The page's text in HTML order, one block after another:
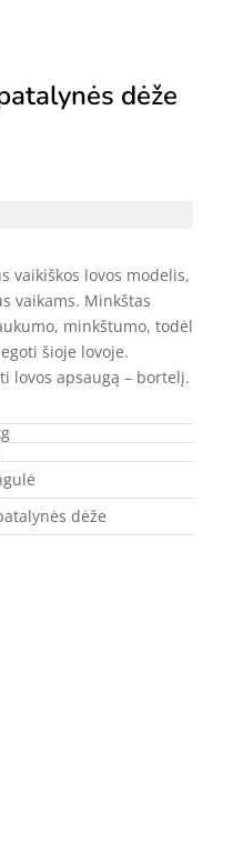
dėže
vaikiškos lovos modelis,
vaikams. Minkštas
minkštumo, todėl
šioje lovoje.
lovos apsaugą – bortelį.
dėže